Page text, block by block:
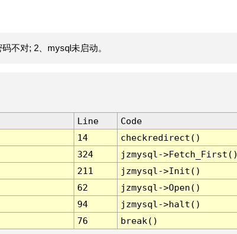
不对; 2、mysql未启动。
Line
Code
14
checkredirect()
324
jzmysql-
211
jzmysql->Init()
62
jzmysql->Open()
94
jzmysql->halt()
76 break()